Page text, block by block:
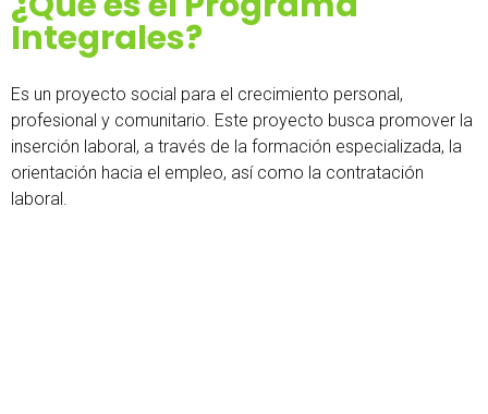
Integrales?
Es un proyecto social para el crecimiento personal,
profesional y comunitario. Este proyecto busca promover la
inserción laboral, a través de la formación especializada, la
orientación hacia el empleo, así como la contratación
laboral.